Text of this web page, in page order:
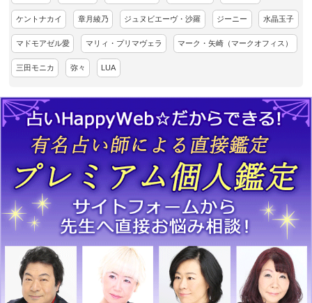
ケントナカイ 章月綾乃 ジュヌビエーヴ・沙羅 ジーニー 水晶玉子
マドモアゼル愛 マリィ・プリマヴェラ マーク・矢崎（マークオフィス）
三田モニカ 弥々 LUA